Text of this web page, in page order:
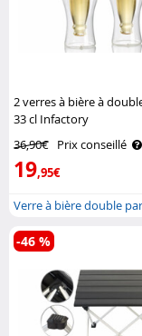
2 verres à bière à
33 cl Infactory
36,90€ Prix conseillé
19,95€
Verre à bière double
-46 %